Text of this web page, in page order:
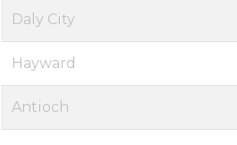
Daly City
Hayward
Antioch